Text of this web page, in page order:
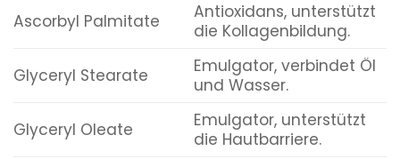
Ascorbyl Palmitate
Antioxidans, unterstützt
die Kollagenbildung.
Glyceryl Stearate
Emulgator, verbindet Öl
und Wasser.
Glyceryl Oleate
Emulgator, unterstützt
die Hautbarriere.